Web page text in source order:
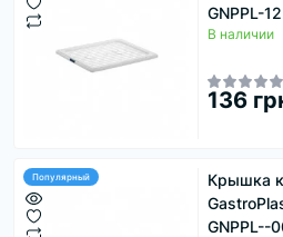
GNPPL-12
В наличии
136
Популярный
Крышка
GNPPL--